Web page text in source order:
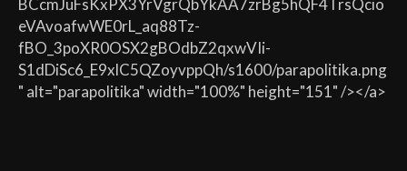
BCcmJuFsKxPX3YrVgrQbYkAA7zrBg5hQF4TrsQcio
eVAvoafwWE0rL_aq88Tz-
fBO_3poXR0OSX2gBOdbZ2qxwVIi-
S1dDiSc6_E9xlC5QZoyvppQh/s1600/parapolitika.png
" alt="parapolitika" width="100%" height="151" /></a>